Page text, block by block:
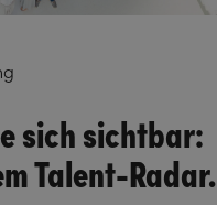
sich sichtbar:
Talent-Radar.